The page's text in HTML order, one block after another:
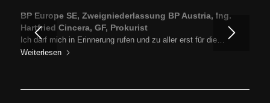
BP Europe SE, Zweigniederlassung BP Austria, Ing.
Hartfried Cincera, GF, Prokurist
Ich darf mich in Erinnerung rufen und zu aller erst für die…
Weiterlesen